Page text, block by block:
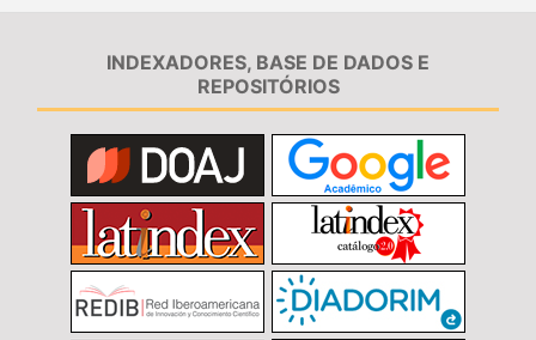
INDEXADORES, BASE DE DADOS E
REPOSITÓRIOS